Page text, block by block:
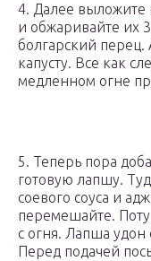
4. Далее выложите
и обжаривайте их
болгарский
капусту. Все как
медленном огне
5. Теперь пора
готовую лапшу.
соевого соуса и
перемешайте.
с огня. Лапша удон
Перед подачей